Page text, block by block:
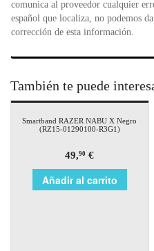
comunica al proveedor cualquier
español que localiza, no podemos
corrección de esta información.
También te puede
Smartband RAZER NABU X Negro
(RZ15-01290100-R3G1)
49,90 €
Añadir al carrito